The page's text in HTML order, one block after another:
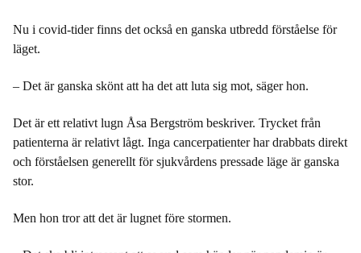
Nu i covid-tider finns det också en ganska utbredd förståelse för
läget.
– Det är ganska skönt att ha det att luta sig mot, säger hon.
Det är ett relativt lugn Åsa Bergström beskriver. Trycket från
patienterna är relativt lågt. Inga cancerpatienter har drabbats direkt
och förståelsen generellt för sjukvårdens pressade läge är ganska
stor.
Men hon tror att det är lugnet före stormen.